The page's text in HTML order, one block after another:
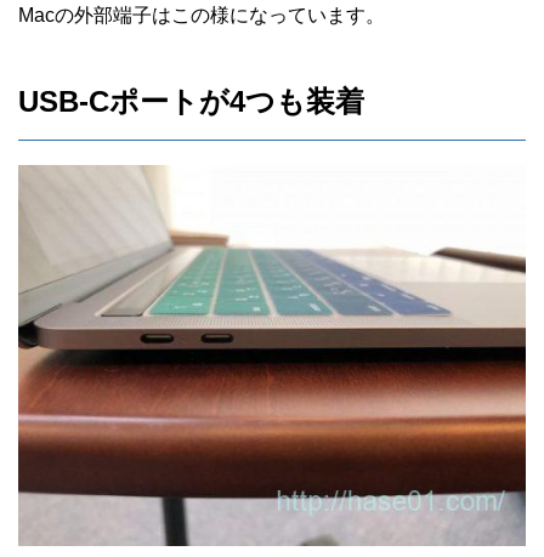
Macの外部端子はこの様になっています。
USB-Cポートが4つも装着